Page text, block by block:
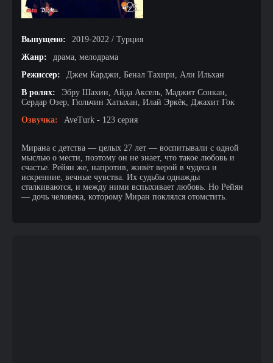
Выпущено:
2019-2022 / Турция
Жанр:
драма, мелодрама
Режиссер:
Джем Карджи, Бенал Тахири, Али Ильхан
В ролях:
Эбру Шахин, Айда Аксель, Маджит Сонкан,
Сердар Озер, Гюльчин Хатыхан, Илай Эркёк, Джахит Гок
Озвучка:
AveTurk - 123 серия
Мирана с детства — целых 27 лет — воспитывали с одной
мыслью о мести, поэтому он не знает, что такое любовь и
счастье. Рейян же, напротив, живёт верой в чудеса и
искренние, вечные чувства. Их судьбы однажды
сталкиваются, и между ними вспыхивает любовь. Но Рейян
— дочь человека, которому Миран поклялся отомстить.